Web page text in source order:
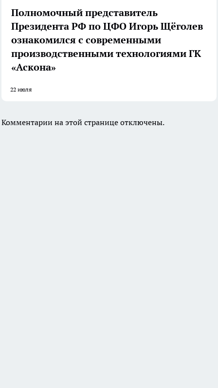
Полномочный представитель
Президента РФ по ЦФО Игорь Щёголев
ознакомился с современными
производственными технологиями ГК
«Аскона»
22 июля
Комментарии на этой странице отключены.